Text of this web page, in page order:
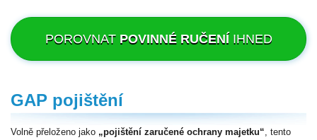
POROVNAT POVINNÉ RUČENÍIHNED
GAP pojištění
Volně přeloženo jako „pojištění zaručené ochrany majetku“, tento